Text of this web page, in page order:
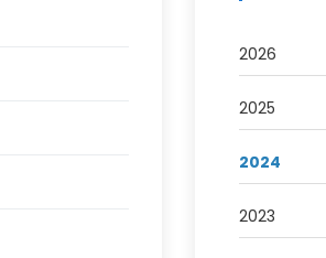
2026
2025
2024
2023